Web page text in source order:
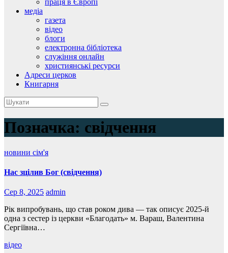
праця в Європі
медіа
газета
відео
блоги
електронна бібліотека
служіння онлайн
християнські ресурси
Адреси церков
Книгарня
Позначка: свідчення
новини сім'я
Нас зцілив Бог (свідчення)
Сер 8, 2025 admin
Рік випробувань, що став роком дива — так описує 2025-й
одна з сестер із церкви «Благодать» м. Вараш, Валентина
Сергіївна…
відео